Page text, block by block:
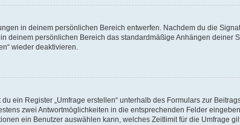
in deinem persönlichen Bereich entwerfen. Nachdem du die
deinem persönlichen Bereich das standardmäßige Anhängen
wieder deaktivieren.
ein Register „Umfrage erstellen“ unterhalb des Formulars zur
zwei Antwortmöglichkeiten in die entsprechenden Felder
ein Benutzer auswählen kann, welches Zeitlimit für die Umfrage